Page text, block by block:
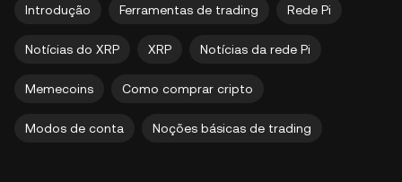
Introdução Ferramentas de trading Rede Pi
Notícias do XRP XRP Notícias da rede Pi
Memecoins Como comprar cripto
Modos de conta Noções básicas de trading